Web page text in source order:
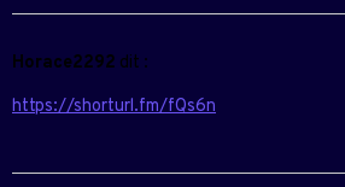
Horace2292 dit :
https://shorturl.fm/fQs6n